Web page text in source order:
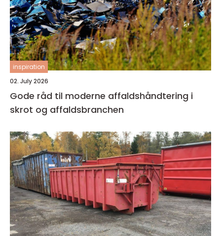
inspiration
02. July 2026
Gode råd til moderne affaldshåndtering i
skrot og affaldsbranchen